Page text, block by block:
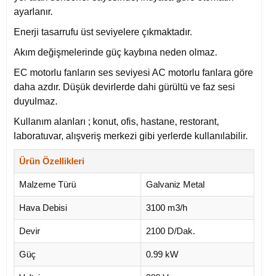
ayarlanır.
Enerji tasarrufu üst seviyelere çıkmaktadır.
Akım değişmelerinde güç kaybına neden olmaz.
EC motorlu fanların ses seviyesi AC motorlu fanlara göre
daha azdır. Düşük devirlerde dahi gürültü ve faz sesi
duyulmaz.
Kullanım alanları ; konut, ofis, hastane, restorant,
laboratuvar, alışveriş merkezi gibi yerlerde kullanılabilir.
Ürün Özellikleri
Malzeme Türü Galvaniz Metal
Hava Debisi 3100 m3/h
Devir 2100 D/Dak.
Güç 0.99 kW